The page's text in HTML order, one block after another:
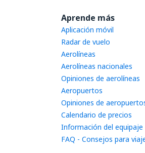
Aprende más
Aplicación móvil
Radar de vuelo
Aerolíneas
Aerolíneas nacionales
Opiniones de aerolíneas
Aeropuertos
Opiniones de
Calendario de precios
Información del equipaje
FAQ - Consejos para